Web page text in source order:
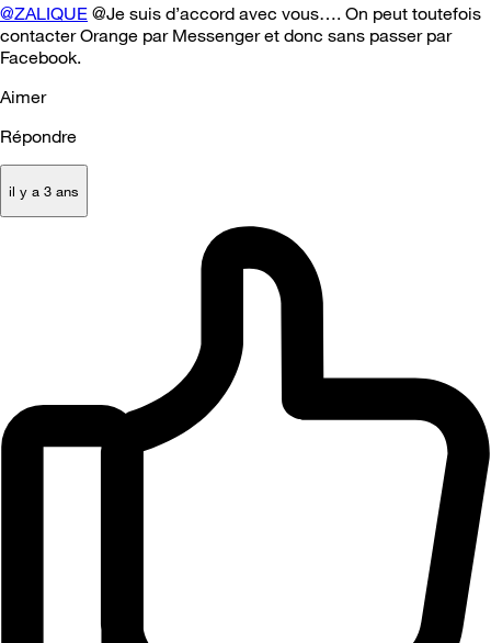
@ZALIQUE @Je suis d’accord avec vous…. On peut toutefois
contacter Orange par Messenger et donc sans passer par
Facebook.
Aimer
Répondre
il y a 3 ans